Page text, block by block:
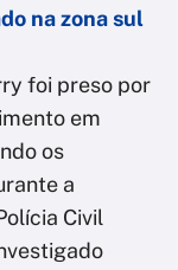
na zona sul
foi preso por
em
os
a
Civil